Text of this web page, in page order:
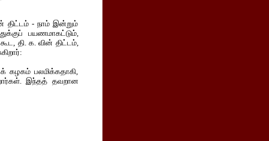
திட்டம் - நாம் இன்றும்
பயணமாகட்டும்,
தி. க. வின் திட்டம்,
கழகம் பலமிக்கதாகி,
இந்தத் தவறான